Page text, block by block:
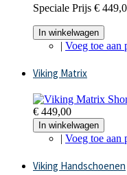
Speciale Prijs €
In winkelwagen
| Voeg toe aan
Viking Matrix
€ 449,00
In winkelwagen
| Voeg toe aan
Viking Handschoenen